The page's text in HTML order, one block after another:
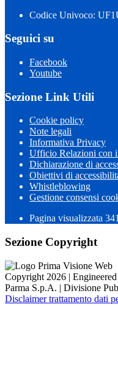
Codice Univoco:
Seguici su
Facebook
Youtube
Sezione Link Utili
Cookie policy
Note legali
Informativa Privacy
Ufficio Relazioni con
Dichiarazione di
Obiettivi di
Whistleblowing
Gestione consensi
Pagina visualizzata
Sezione Copyright
Copyright 2026 |
Parma S.p.A. | Divisione
Disclaimer trattamento dati